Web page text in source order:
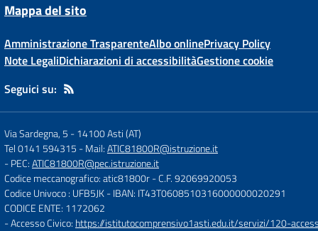
Mappa del sito
Amministrazione TrasparenteAlbo onlinePrivacy Policy
Note LegaliDichiarazioni di accessibilitàGestione cookie
Seguici su:
Via Sardegna, 5 -14100 Asti (AT)
Tel 0141 594315 - Mail:ATIC81800R@istruzione.it
- PEC:ATIC81800R@pec.istruzione.it
Codice meccanografico: atic81800r- C.F. 92069920053
Codice Univoco : UFB5JK- IBAN: IT43T0608510316000000020291
CODICE ENTE: 1172062
- Accesso Civico: https://istitutocomprensivo1asti.edu.it/servizi/120-